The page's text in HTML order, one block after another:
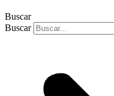
Buscar
Buscar